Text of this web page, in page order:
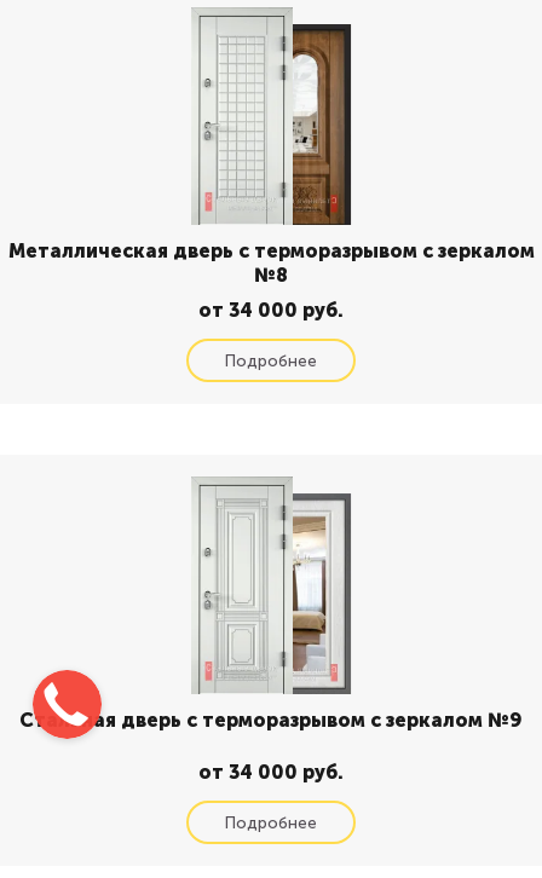
Металлическая дверь с терморазрывом с зеркалом
№8
от 34 000 руб.
Стальная дверь с терморазрывом с зеркалом №9
от 34 000 руб.